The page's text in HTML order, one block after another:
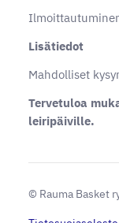
Lisätiedot
Mahdolliset
Tervetuloa
leiripäiville.
© Rauma Basket